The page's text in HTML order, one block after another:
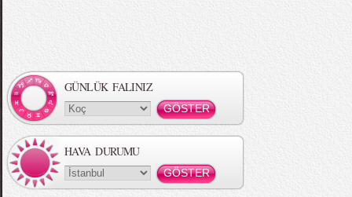
MBFWI - Gülçin Çengel 2015 Yaz
MBFWI - Zeynep Erdoğan 2015 Yaz
GÜNLÜK FALINIZ
HAVA DURUMU